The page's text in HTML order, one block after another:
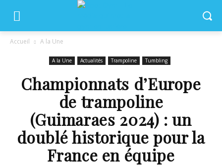
Accueil A la Une
A la Une Actualités Trampoline Tumbling
Championnats d’Europe
de trampoline
(Guimaraes 2024) : un
doublé historique pour la
France en équipe